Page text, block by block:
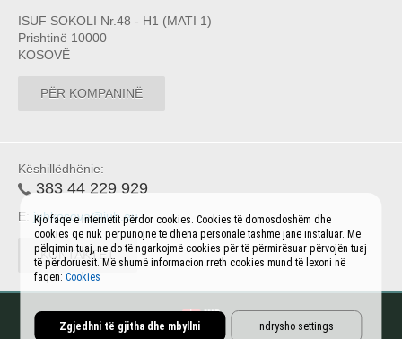
ISUF SOKOLI Nr.48 - H1 (MATI 1)
Prishtinë 10000
KOSOVË
PËR KOMPANINË
Këshillëdhënie:
383 44 229 929
E: jubkosova@jub.eu
KONTAKTET
Kjo faqe e internetit përdor cookies. Cookies të domosdoshëm dhe
cookies që nuk përpunojnë të dhëna personale tashmë janë instaluar. Me
pëlqimin tuaj, ne do të ngarkojmë cookies për të përmirësuar përvojën tuaj
të përdoruesit. Më shumë informacion rreth cookies mund të lexoni në
faqen:Cookies
ndrysho settings
Zgjedhni të gjitha dhe mbyllni